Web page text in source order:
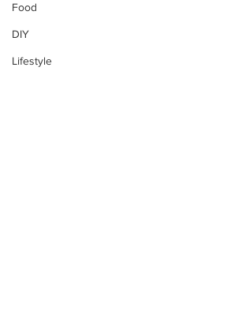
Food
DIY
Lifestyle